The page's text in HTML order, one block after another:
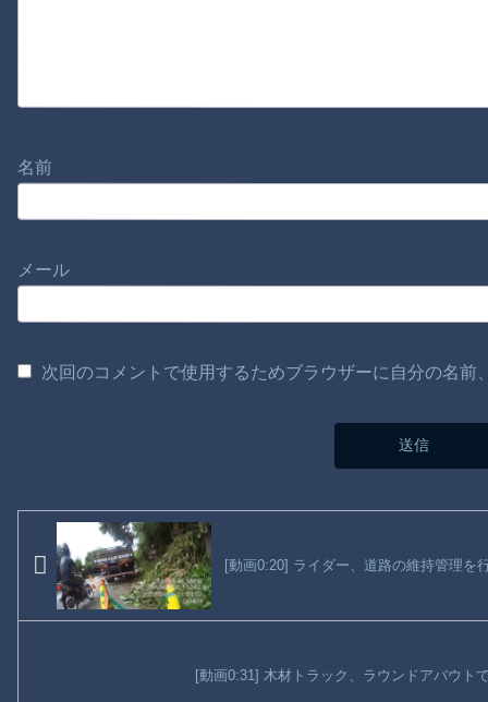
名前
メール
次回のコメントで使用するためブラウザーに自分の名
[動画0:20] ライダー、道路の維持管理を
[動画0:31] 木材トラック、ラウンドアバウト